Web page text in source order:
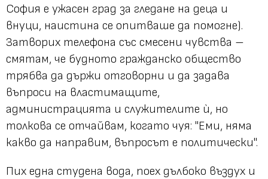
София е ужасен град за гледане на деца и
внуци, наистина се опитваше да помогне).
Затворих телефона със смесени чувства –
смятам, че будното гражданско общество
трябва да държи отговорни и да задава
въпроси на властимащите,
администрацията и служителите ѝ, но
толкова се отчайвам, когато чуя: "Еми, няма
какво да направим, въпросът е политически".
Пих една студена вода, поех дълбоко въздух и